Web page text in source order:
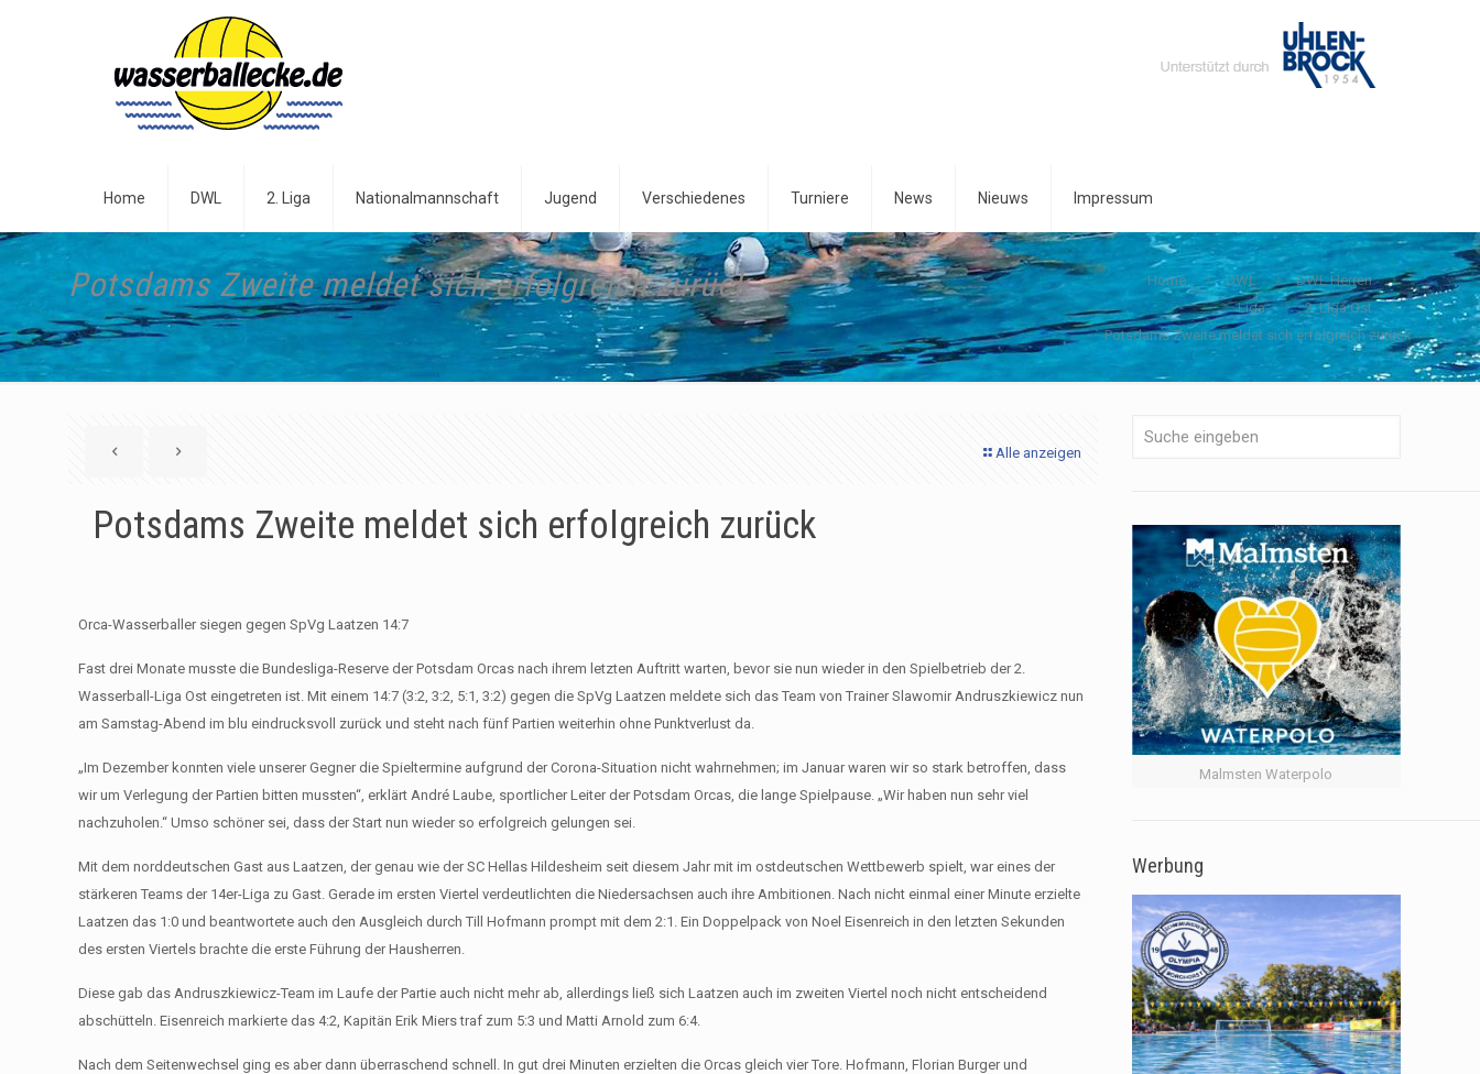
Home DWL 2. Liga Nationalmannschaft Jugend Verschiedenes Turniere News Nieuws Impressum
Potsdams Zweite meldet sich erfolgreich zurück Home DWL
DWL Herren
Liga
2. Liga Ost
Potsdams Zweite meldet sich erfolgreich zurück
Alle anzeigen
Potsdams Zweite meldet sich erfolgreich zurück
Orca-Wasserballer siegen gegen SpVg Laatzen 14:7
Fast drei Monate musste die Bundesliga-Reserve der Potsdam Orcas nach ihrem letzten Auftritt warten, bevor sie nun wieder in den Spielbetrieb der 2.
Wasserball-Liga Ost eingetreten ist. Mit einem 14:7 (3:2, 3:2, 5:1, 3:2) gegen die SpVg Laatzen meldete sich das Team von Trainer Slawomir Andruszkiewicz nun
am Samstag-Abend im blu eindrucksvoll zurück und steht nach fünf Partien weiterhin ohne Punktverlust da.
„Im Dezember konnten viele unserer Gegner die Spieltermine aufgrund der Corona-Situation nicht wahrnehmen; im Januar waren wir so stark betroffen, dass
wir um Verlegung der Partien bitten mussten“, erklärt André Laube, sportlicher Leiter der Potsdam Orcas, die lange Spielpause. „Wir haben nun sehr viel
nachzuholen.“ Umso schöner sei, dass der Start nun wieder so erfolgreich gelungen sei.
Mit dem norddeutschen Gast aus Laatzen, der genau wie der SC Hellas Hildesheim seit diesem Jahr mit im ostdeutschen Wettbewerb spielt, war eines der
stärkeren Teams der 14er-Liga zu Gast. Gerade im ersten Viertel verdeutlichten die Niedersachsen auch ihre Ambitionen. Nach nicht einmal einer Minute erzielte
Laatzen das 1:0 und beantwortete auch den Ausgleich durch Till Hofmann prompt mit dem 2:1. Ein Doppelpack von Noel Eisenreich in den letzten Sekunden
des ersten Viertels brachte die erste Führung der Hausherren.
Diese gab das Andruszkiewicz-Team im Laufe der Partie auch nicht mehr ab, allerdings ließ sich Laatzen auch im zweiten Viertel noch nicht entscheidend
abschütteln. Eisenreich markierte das 4:2, Kapitän Erik Miers traf zum 5:3 und Matti Arnold zum 6:4.
Nach dem Seitenwechsel ging es aber dann überraschend schnell. In gut drei Minuten erzielten die Orcas gleich vier Tore. Hofmann, Florian Burger und
Malmsten Waterpolo
Werbung